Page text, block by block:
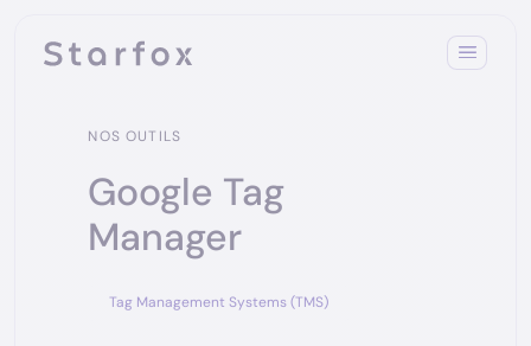
NOS OUTILS
Google Tag
Manager
Tag Management Systems (TMS)